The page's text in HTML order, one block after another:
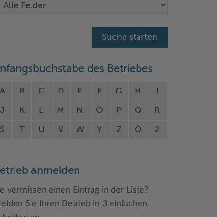
des Betriebes
A B C D E F G H
J K L M N O P Q R
S T U V W Y Z Ö 2
anmelden
vermissen einen Eintrag in der Liste?
Sie Ihren Betrieb in 3 einfachen